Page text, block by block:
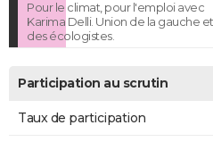
Pour le climat, pour l'emploi avec
Karima Delli. Union de la gauche et
des écologistes.
Participation au scrutin
Taux de participation